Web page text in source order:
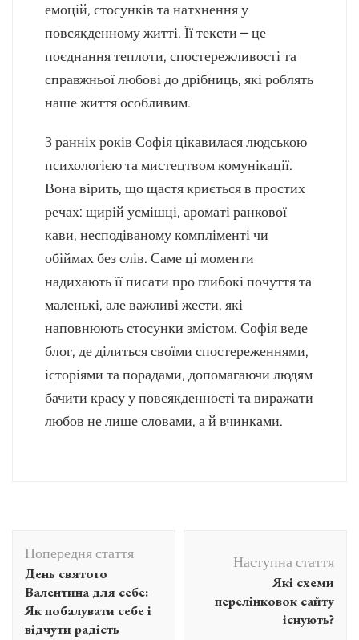
емоцій, стосунків та натхнення у
повсякденному житті. Її тексти – це
поєднання теплоти, спостережливості та
справжньої любові до дрібниць, які роблять
наше життя особливим.
З ранніх років Софія цікавилася людською
психологією та мистецтвом комунікації.
Вона вірить, що щастя криється в простих
речах: щирій усмішці, ароматі ранкової
кави, несподіваному компліменті чи
обіймах без слів. Саме ці моменти
надихають її писати про глибокі почуття та
маленькі, але важливі жести, які
наповнюють стосунки змістом. Софія веде
блог, де ділиться своїми спостереженнями,
історіями та порадами, допомагаючи людям
бачити красу у повсякденності та виражати
любов не лише словами, а й вчинками.
по
запису
Попередня стаття
День святого
Валентина для себе:
Як побалувати себе і
відчути радість
Наступна стаття
Які схеми
перелінковок сайту
існують?